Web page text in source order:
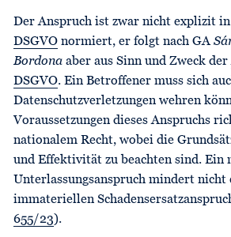
Der Anspruch ist zwar nicht explizit
DSGVO normiert, er folgt nach GA
Bordona aber aus Sinn und Zweck der
DSGVO. Ein Betroffener muss sich
Datenschutzverletzungen wehren
Voraussetzungen dieses Anspruchs
nationalem Recht, wobei die
und Effektivität zu beachten sind. Ein
Unterlassungsanspruch mindert nicht
immateriellen
655/23).